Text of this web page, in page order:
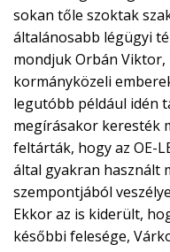
sokan tőle szoktak
általánosabb légügyi
mondjuk Orbán Viktor,
kormányközeli
legutóbb például idén
megírásakor keresték
feltárták, hogy az OE-
által gyakran használt
szempontjából
Ekkor az is kiderült,
későbbi felesége,